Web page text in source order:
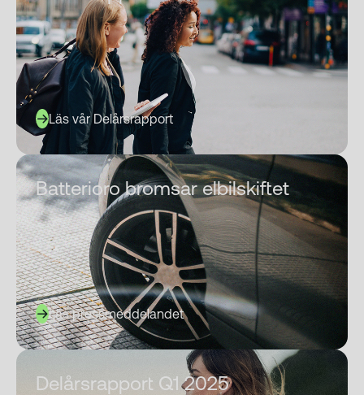
Läs vår Delårsrapport
Batterioro bromsar elbilskiftet
Läs pressmeddelandet
Delårsrapport Q1 2025